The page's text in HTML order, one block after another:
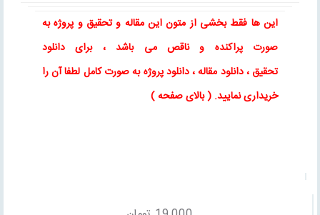
این ها فقط بخشی از متون این مقاله و تحقیق و پروژه به
صورت پراکنده و ناقص می باشد ، برای
دانلود
تحقیق ،دانلود مقاله، دانلود پروژه به صورت کامل لطفا آن را
خریداری نمایید. ( بالای صفحه )